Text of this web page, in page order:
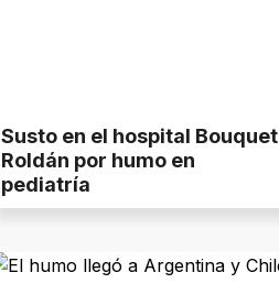
Susto en el hospital Bouquet
Roldán por humo en
pediatría